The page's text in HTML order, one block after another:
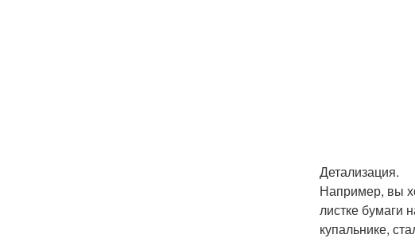
Детализация.
Например, вы
листке бумаги
купальнике,